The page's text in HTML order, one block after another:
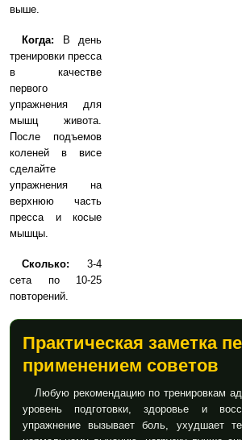
выше.
Когда: В день
тренировки пресса
в качестве
первого
упражнения для
мышц живота.
После подъемов
коленей в висе
сделайте
упражнения на
верхнюю часть
пресса и косые
мышцы.
Сколько: 3-4
сета по 10-25
повторений.
Практическая заметка
применением советов
Любую рекомендацию по тренировкам
уровень подготовки, здоровье и
упражнение вызывает боль, ухудшает